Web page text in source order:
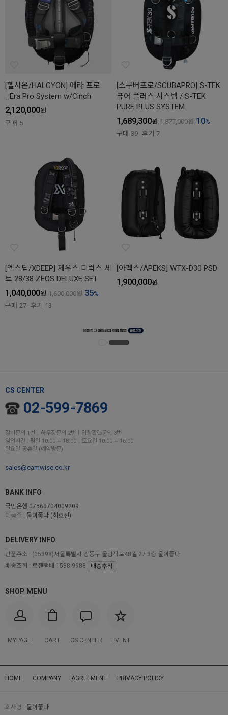
[헬시온/HALCYON] 에라 프로
_Era Pro System w/Cinch
2,120,000원
구매 5
[스쿠버프로/SCUBAPRO] S-TEK
퓨어 플러스 시스템 / S-TEK
PURE PLUS SYSTEM
1,689,300원 1,877,000원 10%
구매 39 후기 7
[엑스딥/XDEEP] 제우스 디럭스 세
트 28/38 ZEOS DELUXE SET
1,040,000원 1,600,000원 35%
구매 27 후기 13
[아펙스/APEKS] WTX-D30 PSD
1,900,000원
CS CENTER
02-599-7869
장비문의 1번│하우징문의 2번│입찰관련문의 3번
영업시간 : 평일 10:00 ~ 18:00│토요일 10:00 ~ 16:00
일요일 공휴일 (예약방문)
sales@camwise.co.kr
BANK INFO
국민은행 07563704009209
예금주 : 물이좋다 (최호진)
SHOP MENU
MYPAGE CART CS CENTER EVENT
DELIVERY INFO
반품주소 : (05398)서울특별시 강동구 올림픽로48길 27 3층 물이좋다
배송조회 : 로젠택배 1588-9988
배송추적
HOME COMPANY AGREEMENT PRIVACY POLICY
회사명 : 물이좋다